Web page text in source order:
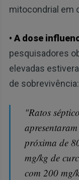
mitocondrial em
• A dose
pesquisadores
elevadas
de sobrevivência:
"Ratos
próxima de
mg/kg de
com 200 mg/